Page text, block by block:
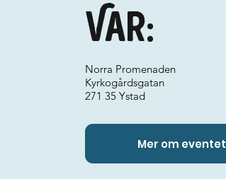
Var:
Norra Promenaden
Kyrkogårdsgatan
271 35 Ystad
Mer om eventet